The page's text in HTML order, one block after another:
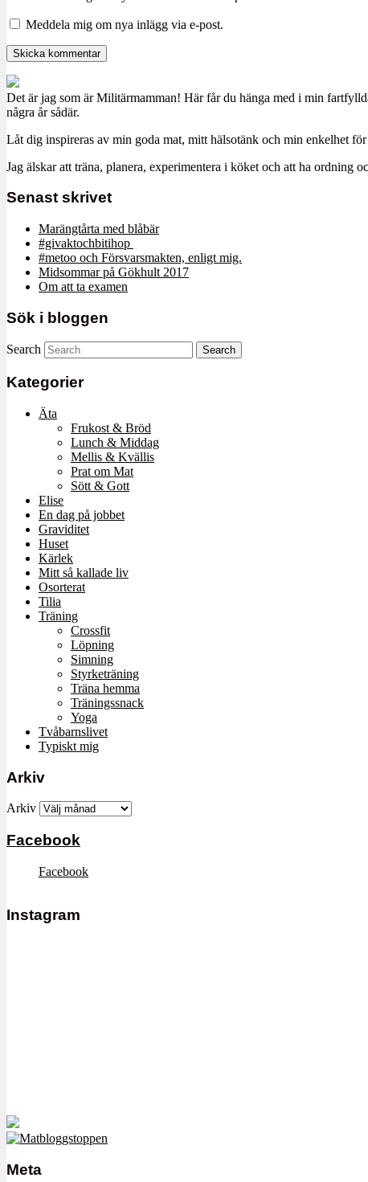
Meddela mig om nya inlägg via e-post.
Det är jag som är Militärmamman! Här får du hänga med i min
några år sådär.
Låt dig inspireras av min goda mat, mitt hälsotänk och min enkelhet
Jag älskar att träna, planera, experimentera i köket och att ha ordning
Senast skrivet
Marängtårta med blåbär
#givaktochbitihop
#metoo och Försvarsmakten, enligt mig.
Midsommar på Gökhult 2017
Om att ta examen
Sök i bloggen
Search
Kategorier
Äta
Frukost & Bröd
Lunch & Middag
Mellis & Kvällis
Prat om Mat
Sött & Gott
Elise
En dag på jobbet
Graviditet
Huset
Kärlek
Mitt så kallade liv
Osorterat
Tilia
Träning
Crossfit
Löpning
Simning
Styrketräning
Träna hemma
Träningssnack
Yoga
Tvåbarnslivet
Typiskt mig
Arkiv
Arkiv
Facebook
Facebook
Instagram
Meta